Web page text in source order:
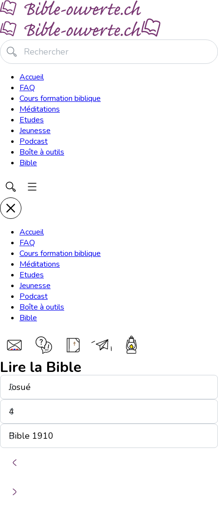
Accueil
FAQ
Cours formation biblique
Méditations
Etudes
Jeunesse
Podcast
Boîte à outils
Bible
Accueil
FAQ
Cours formation biblique
Méditations
Etudes
Jeunesse
Podcast
Boîte à outils
Bible
Lire la Bible